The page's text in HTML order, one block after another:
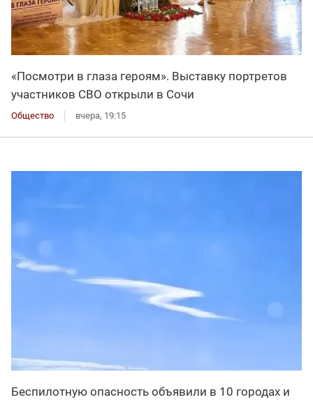
«Посмотри в глаза героям». Выставку портретов
участников СВО открыли в Сочи
Общество вчера, 19:15
Беспилотную опасность объявили в 10 городах и